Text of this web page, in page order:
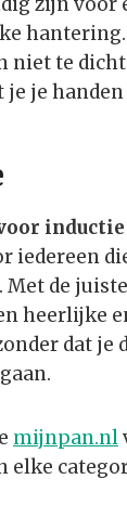
hantering.
niet te
je je
inductie
iedereen
Met de
heerlijke
dat je
mijnpan.nl
elke